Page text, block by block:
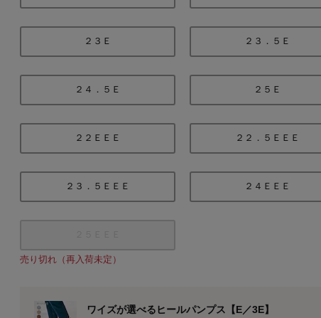
２３Ｅ ２３．５Ｅ
２４．５Ｅ ２５Ｅ
２２ＥＥＥ ２２．５ＥＥＥ
２３．５ＥＥＥ ２４ＥＥＥ
売り切れ（再入荷未定）
ワイズが選べるヒールパンプス【E／3E】